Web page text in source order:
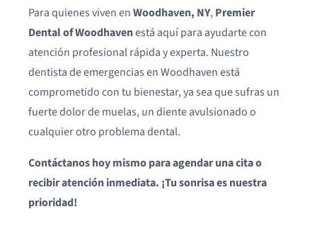
Para quienes viven enWoodhaven, NY, Premier
Dental of Woodhavenestá aquí para ayudarte con
atención profesional rápida y experta. Nuestro
dentista de emergencias en Woodhaven está
comprometido con tu bienestar, ya sea que sufras un
fuerte dolor de muelas, un diente avulsionado o
cualquier otro problema dental.
Contáctanos hoy mismo para agendar una cita o
recibir atención inmediata. ¡Tu sonrisa es nuestra
prioridad!